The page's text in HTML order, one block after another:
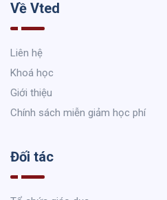
Về Vted
Liên hệ
Khoá học
Giới thiệu
Chính sách miễn giảm học phí
Đối tác